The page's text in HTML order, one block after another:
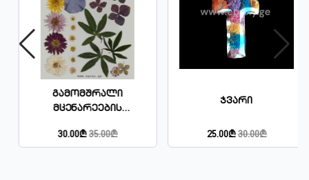
Გამომშრალი
Მცენარეების
30.00₾ 35.00₾
Ჯვარი
25.00₾ 30.00₾